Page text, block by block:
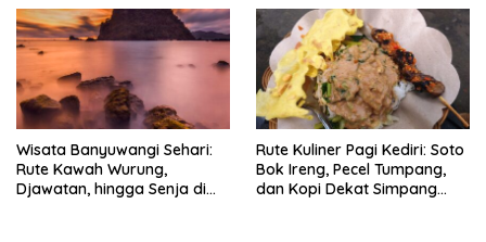
Wisata Banyuwangi Sehari:
Rute Kawah Wurung,
Djawatan, hingga Senja di
Rute Kuliner Pagi Kediri: Soto
Bok Ireng, Pecel Tumpang,
dan Kopi Dekat Simpang